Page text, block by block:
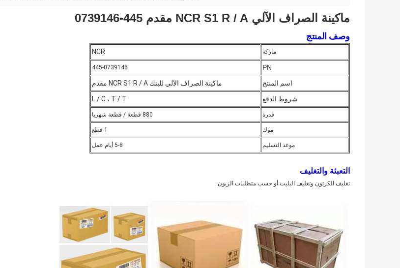
ماكينة الصراف الآلي NCR S1 R / A مقدم 445-0739146
وصف المنتج
ماركة
NCR
PN
445-0739146
اسم المنتج
ماكينة الصراف الآلي للبنك NCR S1 R / A مقدم
شروط الدفع
L / C ، T / T
قدرة 880 قطعة / قطعة شهريا
موك 1 قطع
موعد التسليم 5-8 أيام عمل
التعبئة والتغليف
تغليف الكرتون وتغليف البليت أو حسب متطلبات الزبون